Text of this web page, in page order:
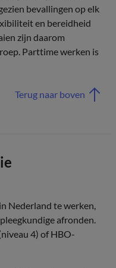
bevallingen op elk
en bereidheid
zijn daarom
Parttime werken is
Terug naar boven
Nederland te werken,
afronden.
4) of HBO-